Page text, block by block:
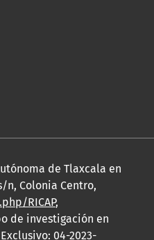
de Tlaxcala en
Colonia Centro,
RICAP,
de investigación en
04-2023-